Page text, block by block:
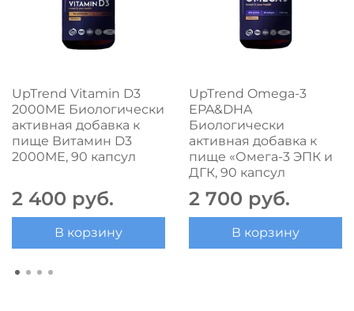
UpTrend Vitamin D3
2000МЕ Биологически
активная добавка к
пище Витамин D3
2000МЕ, 90 капсул
2 400 руб.
В корзину
UpTrend Omega-3
EPA&DHA
Биологически
активная добавка к
пище «Омега-3 ЭПК и
ДГК, 90 капсул
2 700 руб.
В корзину